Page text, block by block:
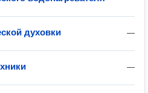
—
духовки
—